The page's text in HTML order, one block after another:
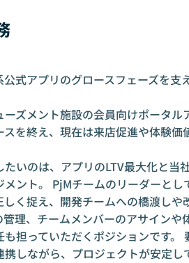
公式アプリのグロースフェーズを支
ズメント施設の会員向けポータ
を終え、現在は来店促進や体験
いのは、アプリのLTV最大化と当
ント。 PjMチームのリーダーと
く捉え、開発チームへの橋渡しや
理、チームメンバーのアサインや
担っていただくポジションです。
しながら、プロジェクトが安定